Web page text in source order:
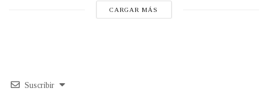
CARGAR MÁS
Suscribir